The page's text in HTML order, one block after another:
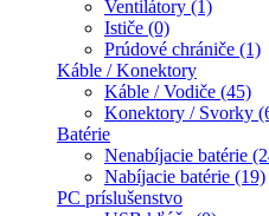
Ventilátory (1)
Ističe (0)
Prúdové chrániče (1)
Káble / Konektory
Káble / Vodiče (45)
Konektory / Svorky
Batérie
Nenabíjacie batérie
Nabíjacie batérie (19)
PC príslušenstvo